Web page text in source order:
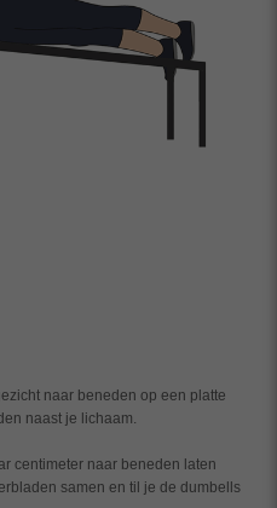
naar beneden op een platte
naast je lichaam.
centimeter naar beneden laten
samen en til je de dumbells